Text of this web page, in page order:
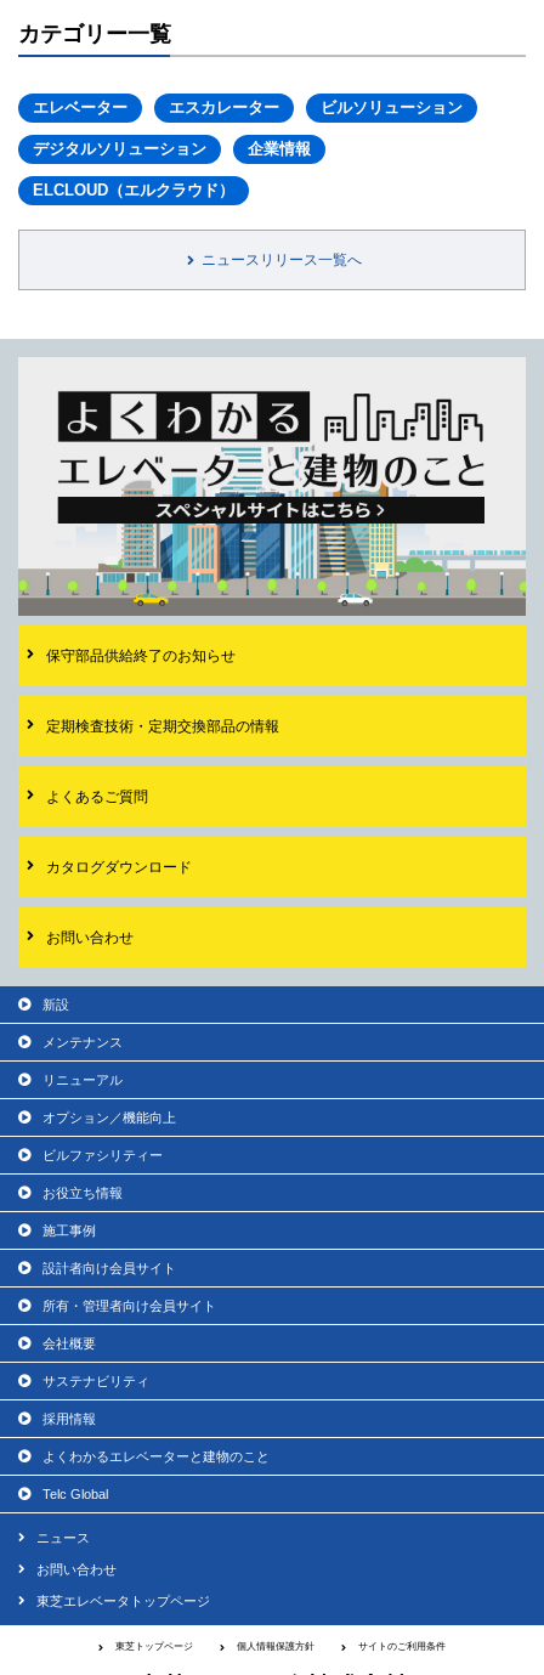
カテゴリー一覧
エレベーター エスカレーター ビルソリューション
デジタルソリューション 企業情報
ELCLOUD（エルクラウド）
ニュースリリース一覧へ
保守部品供給終了のお知らせ
定期検査技術・ 定期交換部品の情報
よくあるご質問
カタログダウンロード
お問い合わせ
新設
メンテナンス
リニューアル
オプション／機能向上
ビルファシリティー
お役立ち情報
施工事例
設計者向け会員サイト
所有・管理者向け会員サイト
会社概要
サステナビリティ
採用情報
よくわかるエレベーターと建物のこと
Telc Global
ニュース
お問い合わせ
東芝エレベータトップページ
東芝トップページ 個人情報保護方針 サイトのご利用条件